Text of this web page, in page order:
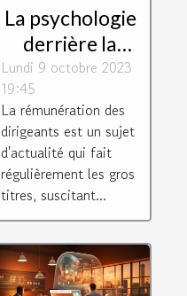
La psychologie
derrière la
rémunération
des dirigeants :
motivation ou
récompense ?
Lundi 9 octobre 2023
19:45
La rémunération des
dirigeants est un sujet
d'actualité qui fait
régulièrement les gros
titres, suscitant...